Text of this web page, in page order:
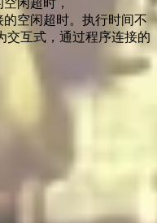
的空闲超时。执行时间不
交互式，通过程序连接的